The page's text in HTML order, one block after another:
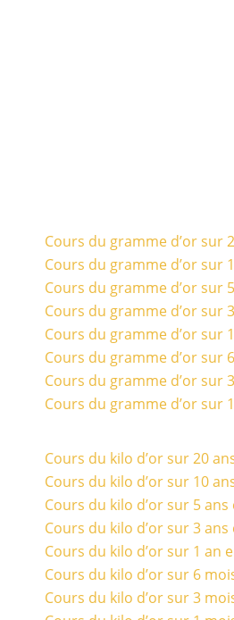
Cours du gramme d’or sur
Cours du gramme d’or sur
Cours du gramme d’or sur
Cours du gramme d’or sur
Cours du gramme d’or sur
Cours du gramme d’or sur
Cours du gramme d’or sur
Cours du gramme d’or sur
Cours du kilo d’or sur 20
Cours du kilo d’or sur 10
Cours du kilo d’or sur 5
Cours du kilo d’or sur 3
Cours du kilo d’or sur 1 an
Cours du kilo d’or sur 6
Cours du kilo d’or sur 3